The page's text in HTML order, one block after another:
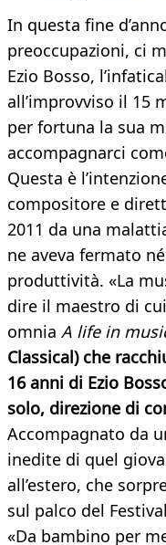
In questa fine
preoccupazioni, ci
Ezio Bosso,
all’improvviso il 15
per fortuna la sua
accompagnarci
Questa è
compositore e
2011 da una
ne aveva fermato
produttività. «La
dire il maestro di cui
omnia A life in
Classical) che
16 anni di Ezio
solo, direzione di
Accompagnato da
inedite di quel
all’estero, che
sul palco del
«Da bambino per